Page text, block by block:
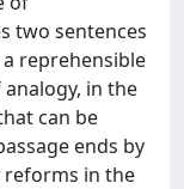
two sentences
reprehensible
in the
can be
ends by
reforms in the